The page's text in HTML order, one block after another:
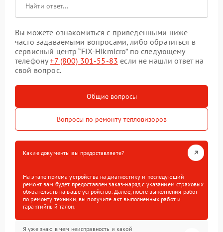
Вы можете ознакомиться с приведенными ниже
часто задаваемыми вопросами, либо обратиться в
сервисный центр “FIX-Hikmicro” по следующему
телефону+7 (800) 301-55-83 если не нашли ответ на
свой вопрос.
Общие вопросы
Вопросы по ремонту тепловизоров
Какие документы вы предоставляете?
На этапе приема устройства на диагностику и последующий
ремонт вам будет предоставлен заказ-наряд с указанием страховых
обязательств на ваше устройство. Далее, после выполнения работ
по ремонту техники, вы получите акт выполненных работ и
гарантийный талон.
Я уже знаю в чем неисправность и какой